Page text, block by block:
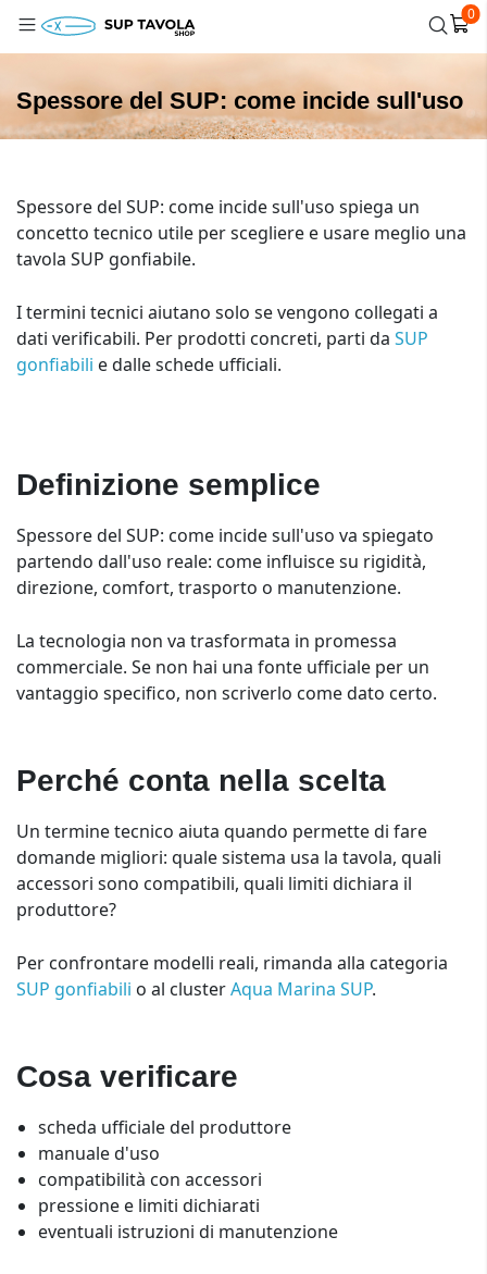
0
Spessore del SUP: come incide sull'uso
Spessore del SUP: come incide sull'uso spiega un
concetto tecnico utile per scegliere e usare meglio una
tavola SUP gonfiabile.
I termini tecnici aiutano solo se vengono collegati a
dati verificabili. Per prodotti concreti, parti da SUP
gonfiabili e dalle schede ufficiali.
Definizione semplice
Spessore del SUP: come incide sull'uso va spiegato
partendo dall'uso reale: come influisce su rigidità,
direzione, comfort, trasporto o manutenzione.
La tecnologia non va trasformata in promessa
commerciale. Se non hai una fonte ufficiale per un
vantaggio specifico, non scriverlo come dato certo.
Perché conta nella scelta
Un termine tecnico aiuta quando permette di fare
domande migliori: quale sistema usa la tavola, quali
accessori sono compatibili, quali limiti dichiara il
produttore?
Per confrontare modelli reali, rimanda alla categoria
SUP gonfiabili o al clusterAqua Marina SUP.
Cosa verificare
scheda ufficiale del produttore
manuale d'uso
compatibilità con accessori
pressione e limiti dichiarati
eventuali istruzioni di manutenzione